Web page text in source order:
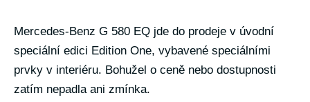
Mercedes-Benz G 580 EQ jde do prodeje v úvodní
speciální edici Edition One, vybavené speciálními
prvky v interiéru. Bohužel o ceně nebo dostupnosti
zatím nepadla ani zmínka.